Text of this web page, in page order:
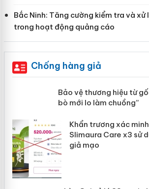
Bắc Ninh: Tăng cường kiểm tra và xử
trong hoạt động quảng cáo
Chống hàng giả
Bảo vệ thương hiệu
“mất bò mới lo làm